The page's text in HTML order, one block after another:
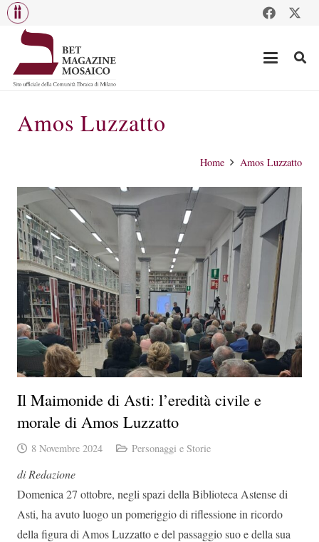
Amos Luzzatto
Home Amos Luzzatto
Il Maimonide di Asti: l’eredità civile e
morale di Amos Luzzatto
8 Novembre 2024 Personaggi e Storie
di Redazione
Domenica 27 ottobre, negli spazi della Biblioteca Astense di
Asti, ha avuto luogo un pomeriggio di riflessione in ricordo
della figura di Amos Luzzatto e del passaggio suo e della sua